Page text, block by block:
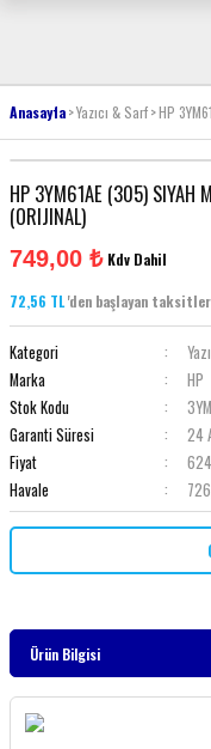
Anasayfa Yazıcı & Sarf HP
HP 3YM61AE (305) SIYAH
(ORIJINAL)
749,00 ₺ Kdv Dahil
72,56 TL'den başlayan
Kategori
Marka
HP
Stok Kodu
Garanti Süresi
24
Fiyat
Havale
Ürün Bilgisi